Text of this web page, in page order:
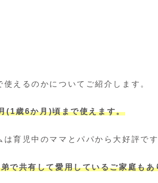
えるのかについてご紹介します。
(1歳6か月)頃まで使えます。
育児中のママとパパから大好評で
で共有して愛用しているご家庭もあ